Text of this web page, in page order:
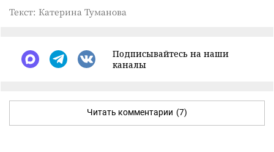
Текст: Катерина Туманова
Подписывайтесь на наши
каналы
Читать комментарии (7)